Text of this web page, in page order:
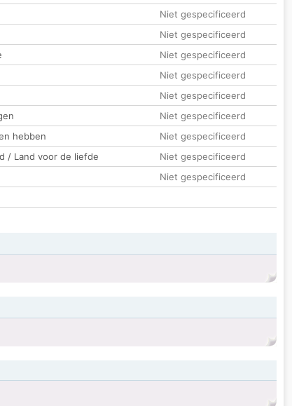
Niet gespecificeerd
Niet gespecificeerd
Niet gespecificeerd
Niet gespecificeerd
Niet gespecificeerd
Niet gespecificeerd
hebben
Niet gespecificeerd
/ Land voor de liefde
Niet gespecificeerd
Niet gespecificeerd